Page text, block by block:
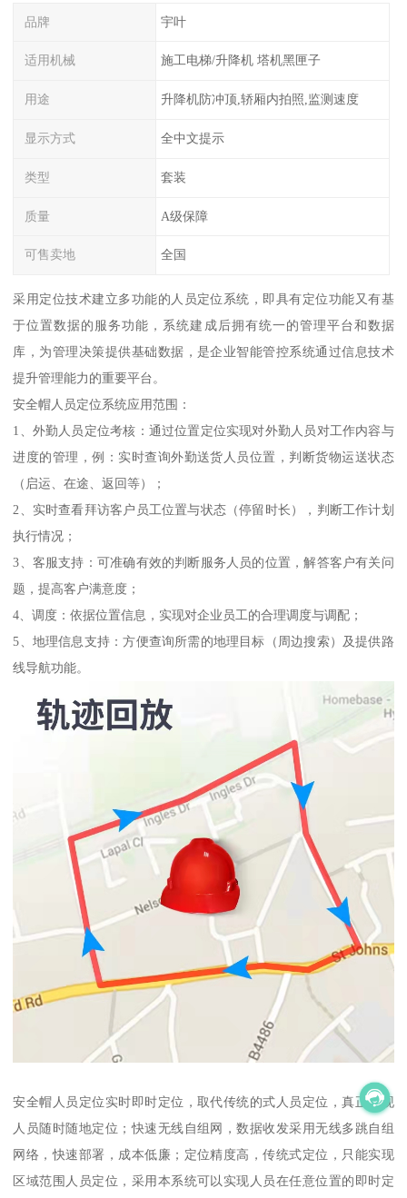
品牌 宇叶
适用机械 施工电梯/升降机 塔机黑匣子
用途 升降机防冲顶,轿厢内拍照,监测速度
显示方式 全中文提示
类型 套装
质量 A级保障
可售卖地 全国
采用定位技术建立多功能的人员定位系统，即具有定位功能又有基
于位置数据的服务功能，系统建成后拥有统一的管理平台和数据
库，为管理决策提供基础数据，是企业智能管控系统通过信息技术
提升管理能力的重要平台。
安全帽人员定位系统应用范围：
1、外勤人员定位考核：通过位置定位实现对外勤人员对工作内容与
进度的管理，例：实时查询外勤送货人员位置，判断货物运送状态
（启运、在途、返回等）；
2、实时查看拜访客户员工位置与状态（停留时长），判断工作计划
执行情况；
3、客服支持：可准确有效的判断服务人员的位置，解答客户有关问
题，提高客户满意度；
4、调度：依据位置信息，实现对企业员工的合理调度与调配；
5、地理信息支持：方便查询所需的地理目标（周边搜索）及提供路
线导航功能。
安全帽人员定位实时即时定位，取代传统的式人员定位，真正实现
人员随时随地定位；快速无线自组网，数据收发采用无线多跳自组
网络，快速部署，成本低廉；定位精度高，传统式定位，只能实现
区域范围人员定位，采用本系统可以实现人员在任意位置的即时定